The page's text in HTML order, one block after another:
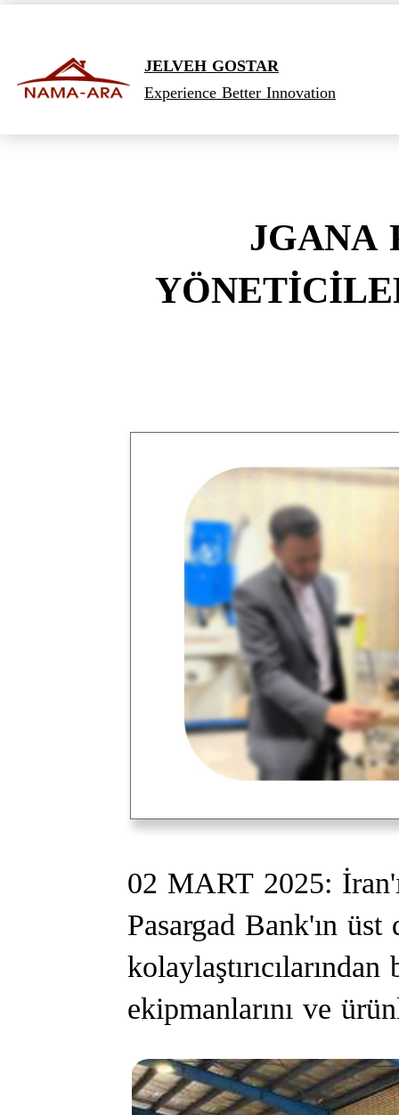
JELVEH GOSTAR
Experience Better Innovation
JGANA
02 MART 2025:
Pasargad Bank'ın
ekipmanlarını ve